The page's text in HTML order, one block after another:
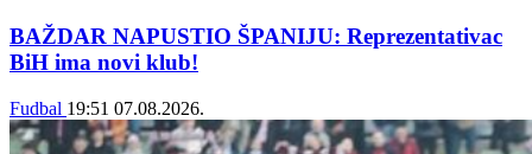
BAŽDAR NAPUSTIO ŠPANIJU: Reprezentativac
BiH ima novi klub!
Fudbal 19:51 07.08.2026.